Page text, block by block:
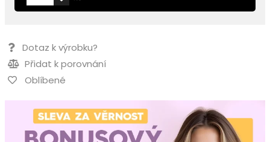
Dotaz k výrobku?
Přidat k porovnání
Oblíbené